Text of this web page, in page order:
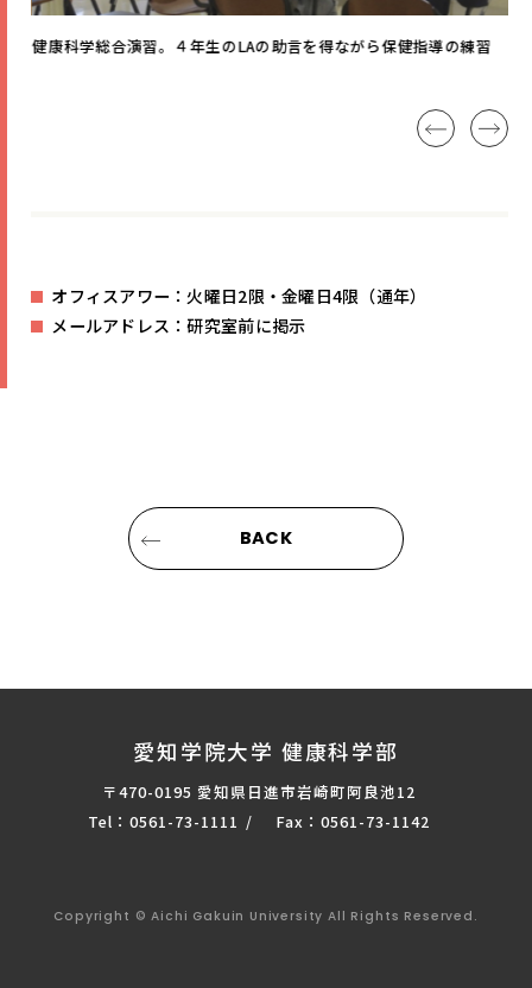
健康科学総合演習。４年生のLAの助言を得ながら保健指導の練習
オフィスアワー：火曜日2限・金曜日4限（通年）
メールアドレス：研究室前に掲示
BACK
愛知学院大学 健康科学部
〒470-0195 愛知県日進市岩崎町阿良池12
Tel：0561-73-1111
Fax：0561-73-1142
Copyright © Aichi Gakuin University All Rights Reserved.